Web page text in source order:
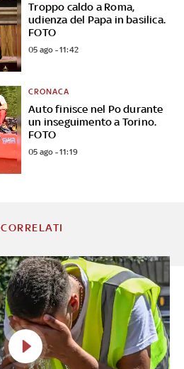
Troppo caldo a Roma,
udienza del Papa in basilica.
FOTO
05 ago - 11:42
Auto finisce nel Po durante
un inseguimento a Torino.
FOTO
CRONACA
05 ago - 11:19